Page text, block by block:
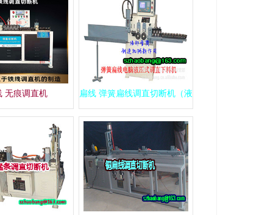
无痕调直机 扁线 弹簧扁线调直切断机（液压式）